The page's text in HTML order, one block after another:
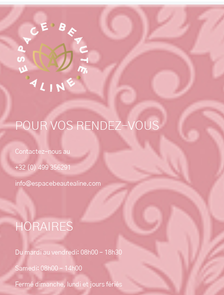
POUR VOS RENDEZ-VOUS
Contactez-nous au
+32 (0) 499 356291
info@espacebeautealine.com
HORAIRES
Du mardi au vendredi: 08h00 – 18h30
Samedi: 08h00 – 14h00
Fermé dimanche, lundi et jours fériés